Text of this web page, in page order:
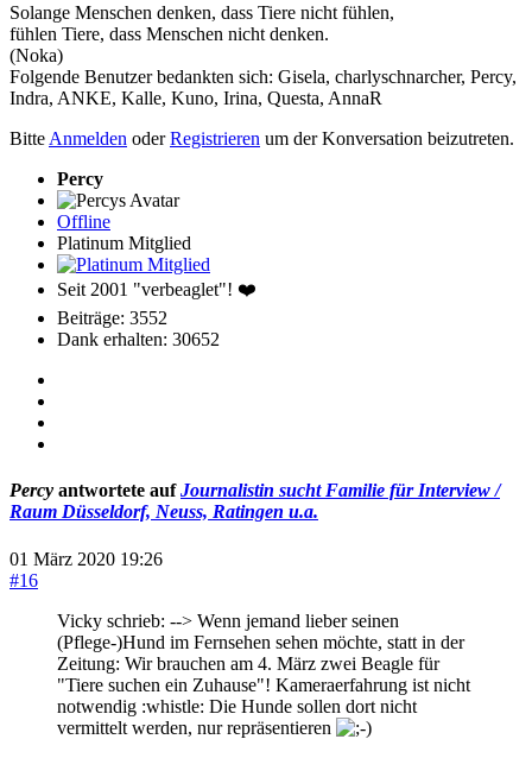
Solange Menschen denken, dass Tiere nicht fühlen,
fühlen Tiere, dass Menschen nicht denken.
(Noka)
Folgende Benutzer bedankten sich: Gisela, charlyschnarcher, Percy,
Indra, ANKE, Kalle, Kuno, Irina, Questa, AnnaR
Bitte Anmelden oderRegistrieren um der Konversation beizutreten.
Percy
Offline
Platinum Mitglied
Seit 2001 "verbeaglet"! ❤️
Beiträge: 3552
Dank erhalten: 30652
Percy antwortete aufJournalistin sucht Familie für Interview /
Raum Düsseldorf, Neuss, Ratingen u.a.
01 März 2020 19:26
#16
Vicky schrieb: --> Wenn jemand lieber seinen
(Pflege-)Hund im Fernsehen sehen möchte, statt in der
Zeitung: Wir brauchen am 4. März zwei Beagle für
"Tiere suchen ein Zuhause"! Kameraerfahrung ist nicht
notwendig :whistle: Die Hunde sollen dort nicht
vermittelt werden, nur repräsentieren